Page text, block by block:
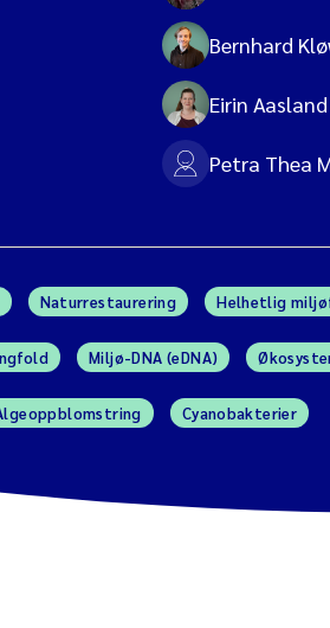
Bernhard
Eirin Aasland
Petra Thea
Naturrestaurering Helhetlig
Miljø-DNA (eDNA)
Cyanobakterier